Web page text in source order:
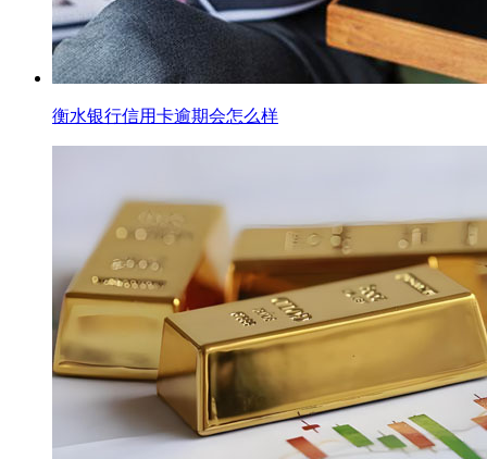
衡水银行信用卡逾期会怎么样